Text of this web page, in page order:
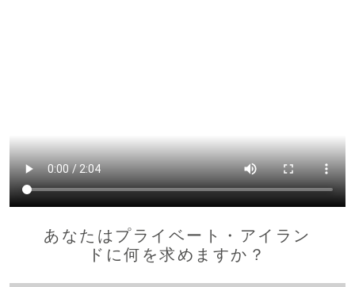
あなたはプライベート・アイラン
ドに何を求めますか？